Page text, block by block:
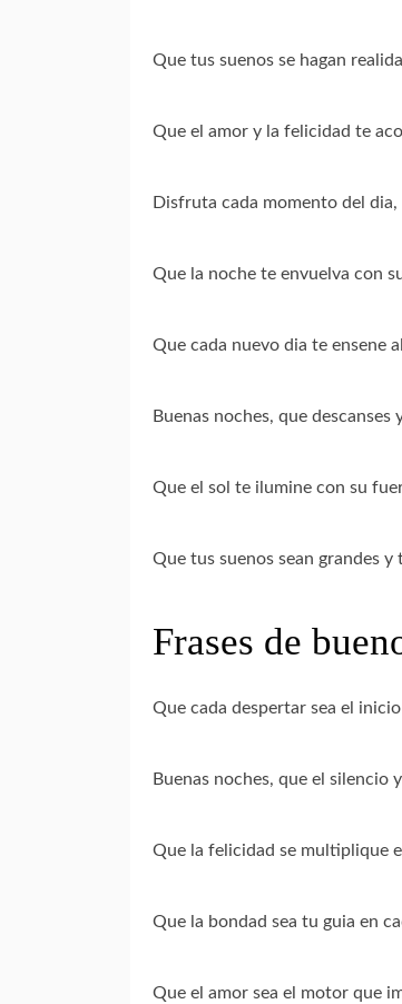
Que tus suenos se hagan
Que el amor y la felicidad te
Disfruta cada momento del
Que la noche te envuelva con
Que cada nuevo dia te ensene
Buenas noches, que
Que el sol te ilumine con su
Que tus suenos sean grandes y
Frases de
Que cada despertar sea el
Buenas noches, que el silencio
Que la felicidad se multiplique
Que la bondad sea tu guia en
Que el amor sea el motor que